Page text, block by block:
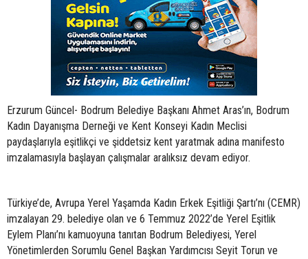
Erzurum Güncel- Bodrum Belediye Başkanı Ahmet Aras’ın, Bodrum
Kadın Dayanışma Derneği ve Kent Konseyi Kadın Meclisi
paydaşlarıyla eşitlikçi ve şiddetsiz kent yaratmak adına manifesto
imzalamasıyla başlayan çalışmalar aralıksız devam ediyor.
Türkiye’de, Avrupa Yerel Yaşamda Kadın Erkek Eşitliği Şartı’nı (CEMR)
imzalayan 29. belediye olan ve 6 Temmuz 2022’de Yerel Eşitlik
Eylem Planı’nı kamuoyuna tanıtan Bodrum Belediyesi, Yerel
Yönetimlerden Sorumlu Genel Başkan Yardımcısı Seyit Torun ve